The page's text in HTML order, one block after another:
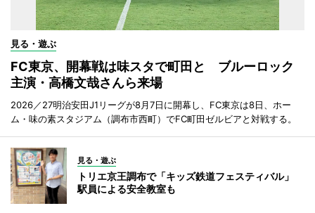
見る・遊ぶ
FC東京、開幕戦は味スタで町田と ブルーロック
主演・高橋文哉さんら来場
2026／27明治安田J1リーグが8月7日に開幕し、FC東京は8日、ホー
ム・味の素スタジアム（調布市西町）でFC町田ゼルビアと対戦する。
見る・遊ぶ
トリエ京王調布で「キッズ鉄道フェスティバル」
駅員による安全教室も